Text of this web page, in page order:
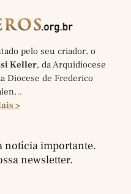
pelo seu criador, o
Keller, da Arquidiocese
Diocese de Frederico
>
notícia importante.
newsletter.